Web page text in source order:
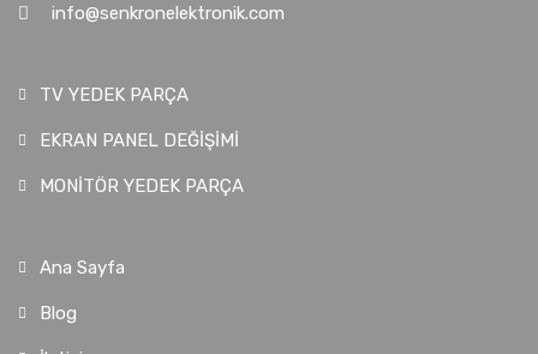
info@senkronelektronik.com
TV YEDEK PARÇA
EKRAN PANEL DEĞİŞİMİ
MONİTÖR YEDEK PARÇA
Ana Sayfa
Blog